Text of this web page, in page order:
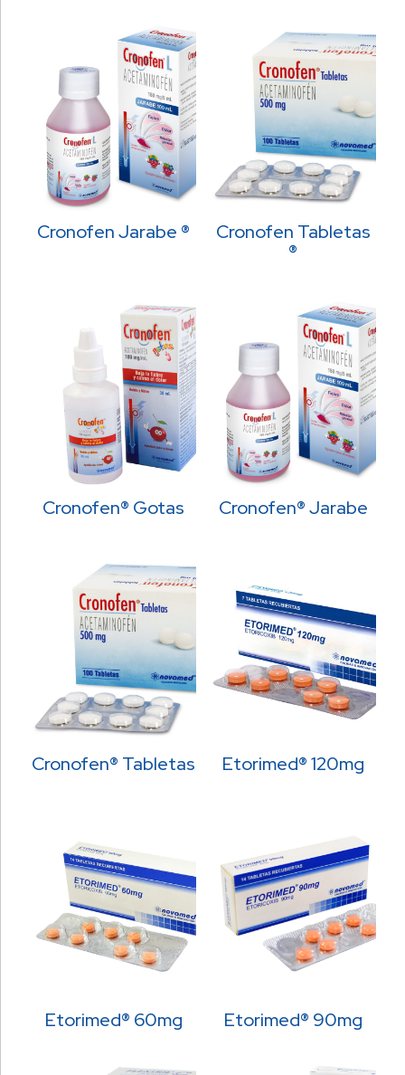
Cronofen Jarabe ®
Cronofen Tabletas
®
Cronofen® Gotas Cronofen® Jarabe
Cronofen® Tabletas Etorimed® 120mg
Etorimed® 60mg Etorimed® 90mg